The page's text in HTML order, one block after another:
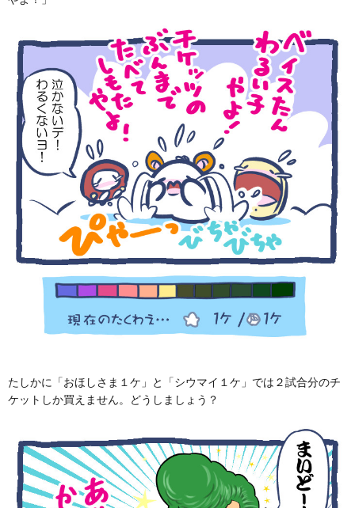
たしかに「おほしさま１ケ」と「シウマイ１ケ」では２試合分のチ
ケットしか買えません。どうしましょう？